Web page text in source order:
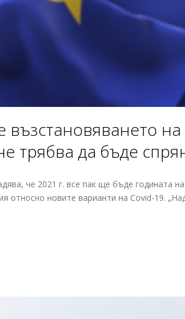
възстановяването на
трябва да бъде
че 2021 г. все пак ще бъде годината
относно новите варианти на Covid-19.